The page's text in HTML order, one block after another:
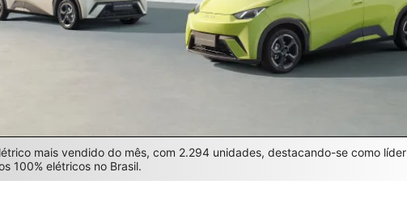
mais vendido do mês, com 2.294 unidades, destacando-se como líder
100% elétricos no Brasil.